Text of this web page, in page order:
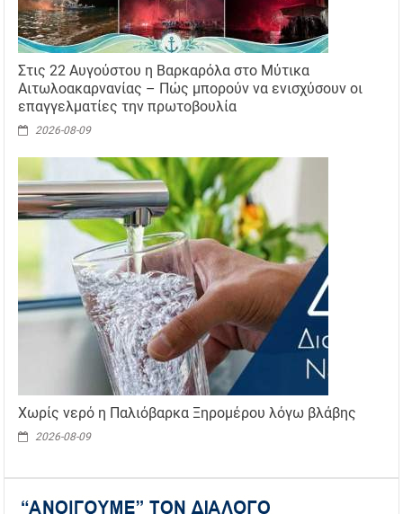
Στις 22 Αυγούστου η Βαρκαρόλα στο Μύτικα
Αιτωλοακαρνανίας – Πώς μπορούν να ενισχύσουν οι
επαγγελματίες την πρωτοβουλία
2026-08-09
Χωρίς νερό η Παλιόβαρκα Ξηρομέρου λόγω βλάβης
2026-08-09